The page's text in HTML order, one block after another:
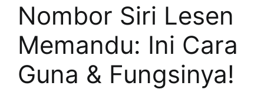
Nombor Siri Lesen
Memandu: Ini Cara
Guna & Fungsinya!